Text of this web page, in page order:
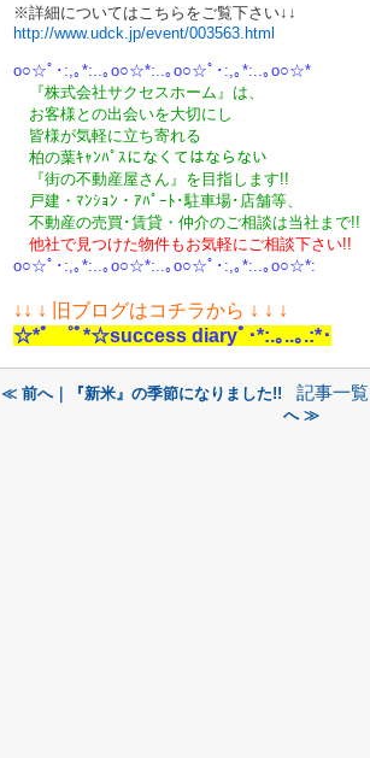
※詳細についてはこちらをご覧下さい↓↓
http://www.udck.jp/event/003563.html
o○☆ﾟ･:,｡*:..｡o○☆*:..｡o○☆ﾟ･:,｡*:..｡o○☆*
『株式会社サクセスホーム』は、
お客様との出会いを大切にし
皆様が気軽に立ち寄れる
柏の葉ｷｬﾝﾊﾟｽになくてはならない
『街の不動産屋さん』を目指します!!
戸建・ﾏﾝｼｮﾝ・ｱﾊﾟｰﾄ･駐車場･店舗等、
不動産の売買･賃貸・仲介のご相談は当社まで!!
他社で見つけた物件もお気軽にご相談下さい!!
o○☆ﾟ･:,｡*:..｡o○☆*:..｡o○☆ﾟ･:,｡*:..｡o○☆*:
↓ ↓ ↓ 旧ブログはコチラから ↓ ↓ ↓
☆*ﾟ ゜ﾟ*☆success diaryﾟ･*:.｡..｡.:*･
≪ 前へ｜『新米』の季節になりました!! 記事一覧
へ ≫